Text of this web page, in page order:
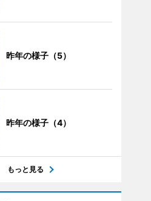
昨年の様子（5）
昨年の様子（4）
もっと見る